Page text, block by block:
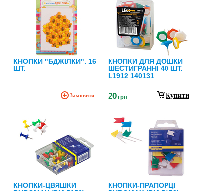
КНОПКИ "БДЖІЛКИ", 16
ШТ.
Замовити
КНОПКИ ДЛЯ ДОШКИ
ШЕСТИГРАННІ 40 ШТ.
L1912 140131
20грн Купити
КНОПКИ-ЦВЯШКИ
КНОПКИ-ПРАПОРЦІ